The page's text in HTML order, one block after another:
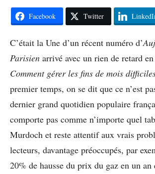
Facebook Twitter
C’était la Une d’un récent numéro d’
Parisien arrivé avec un rien de retard
Comment gérer les fins de mois
premier temps, on se dit que ce n’est
dernier grand quotidien populaire
comporte pas comme n’importe quel
Murdoch et reste attentif aux vrais
lecteurs, davantage préoccupés, par
20% de hausse du prix du gaz en un an